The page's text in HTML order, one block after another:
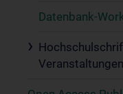
Datenbank-